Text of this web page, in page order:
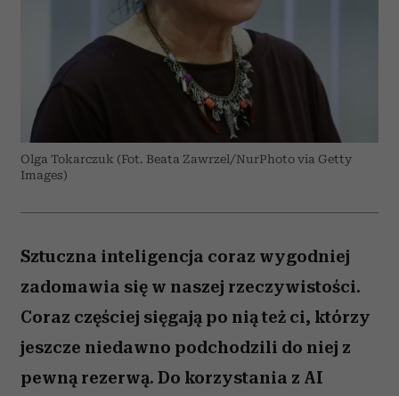
Olga Tokarczuk (Fot. Beata Zawrzel/NurPhoto via Getty
Images)
Sztuczna inteligencja coraz wygodniej
zadomawia się w naszej rzeczywistości.
Coraz częściej sięgają po nią też ci, którzy
jeszcze niedawno podchodzili do niej z
pewną rezerwą. Do korzystania z AI